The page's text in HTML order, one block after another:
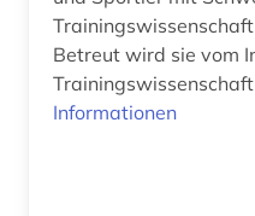
Betreut wird sie vom
Informationen